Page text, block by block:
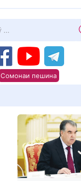
Сомонаи пешина